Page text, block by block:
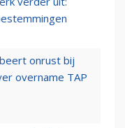
onrust bij
overname TAP